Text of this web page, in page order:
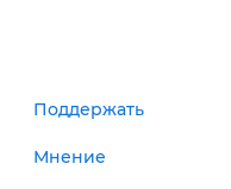
Поддержать
Мнение